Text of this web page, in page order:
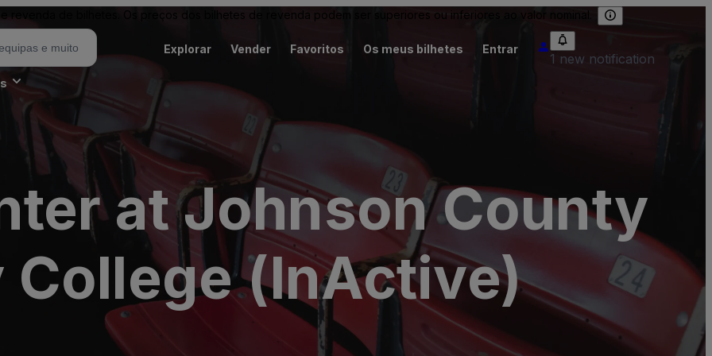
revenda de bilhetes. Os preços dos bilhetes de revenda podem ser superiores ou inferiores ao valor nominal.
Explorar Vender Favoritos Os meus bilhetes Entrar
1 new notification
at Johnson County
(InActive)